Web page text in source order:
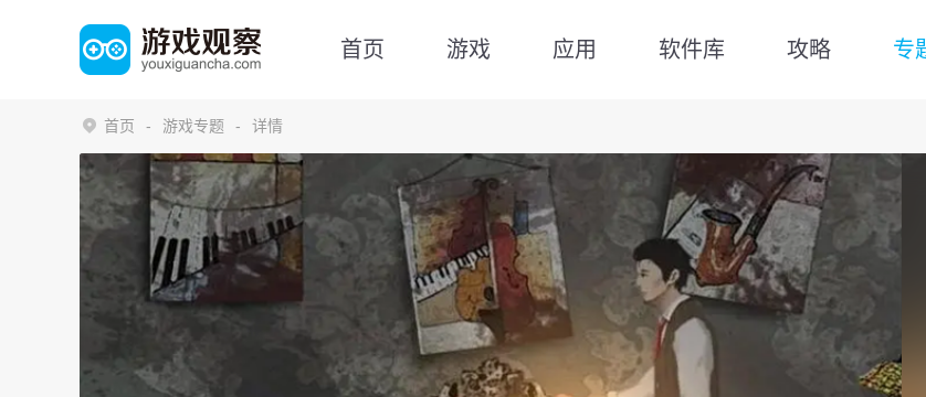
首页 游戏 应用 软件库 攻略 专
首页 游戏专题 详情